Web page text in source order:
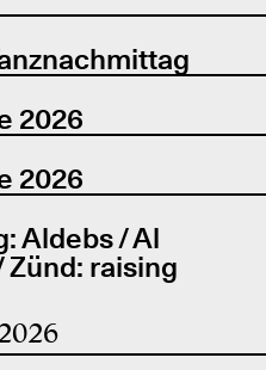
2026
2026
Aldebs / Al
Zünd: raising